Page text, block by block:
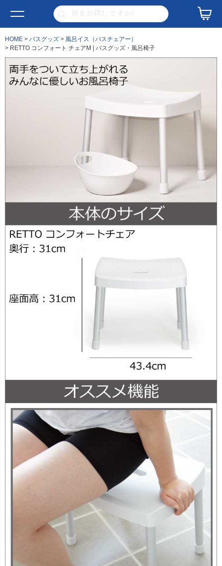
HOME バスグッズ
風呂イス（バスチェアー）
RETTO コンフォート チェアM | バスグッズ・風呂椅子